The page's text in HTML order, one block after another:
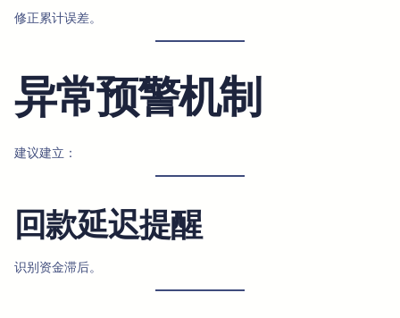
修正累计误差。
异常预警机制
建议建立：
回款延迟提醒
识别资金滞后。